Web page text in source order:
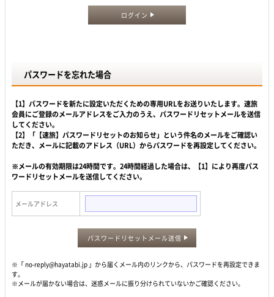
ログイン
パスワードを忘れた場合
【1】パスワードを新たに設定いただくための専用URLをお送りいたします。速旅
会員にご登録のメールアドレスをご入力のうえ、パスワードリセットメールを送信
してください。
【2】「【速旅】パスワードリセットのお知らせ」という件名のメールをご確認い
ただき、メールに記載のアドレス（URL）からパスワードを再設定してください。
※メールの有効期限は24時間です。24時間経過した場合は、【1】により再度パス
ワードリセットメールを送信してください。
メールアドレス
パスワードリセットメール送信
※「 no-reply@hayatabi.jp 」から届くメール内のリンクから、パスワードを再設定できま
す。
※メールが届かない場合は、迷惑メールに振り分けられていないかご確認ください。